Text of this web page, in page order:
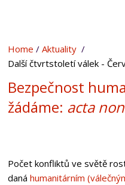
Home
Aktuality
Další čtvrtstoletí válek -
Bezpečnost
žádáme: acta
Počet konfliktů ve světě
daná humanitárním